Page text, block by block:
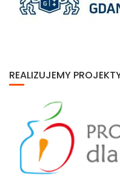
REALIZUJEMY